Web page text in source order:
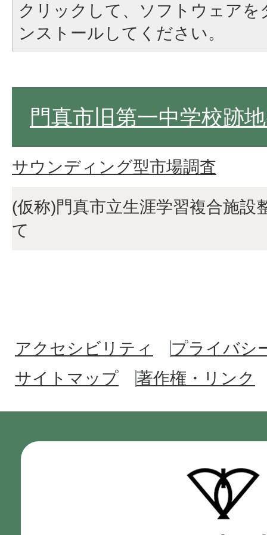
クリックして、ソフトウェア
ンストールしてください。
門真市旧第一中学校跡
サウンディング型市場調査
(仮称)門真市立生涯学習複合施設
て
アクセシビリティ
プライバシ
サイトマップ
著作権・リンク